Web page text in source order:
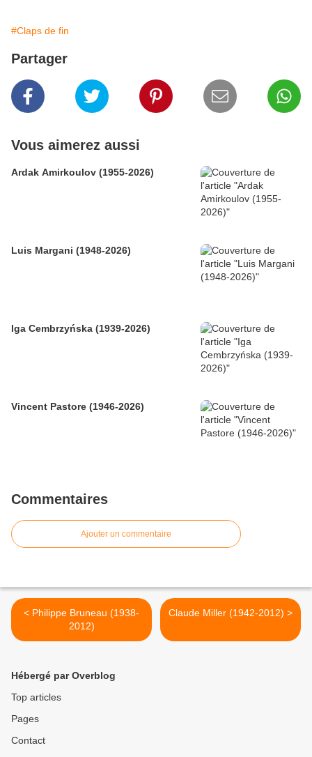
#Claps de fin
Partager
Vous aimerez aussi
Ardak Amirkoulov (1955-2026)
Luis Margani (1948-2026)
Iga Cembrzyńska (1939-2026)
Vincent Pastore (1946-2026)
Commentaires
Ajouter un commentaire
< Philippe Bruneau (1938-
2012)
Claude Miller (1942-2012) >
Hébergé par Overblog
Top articles
Pages
Contact